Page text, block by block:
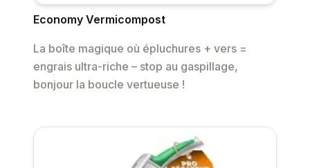
Economy Vermicompost
La boîte magique où épluchures + vers =
engrais ultra-riche – stop au gaspillage,
bonjour la boucle vertueuse !